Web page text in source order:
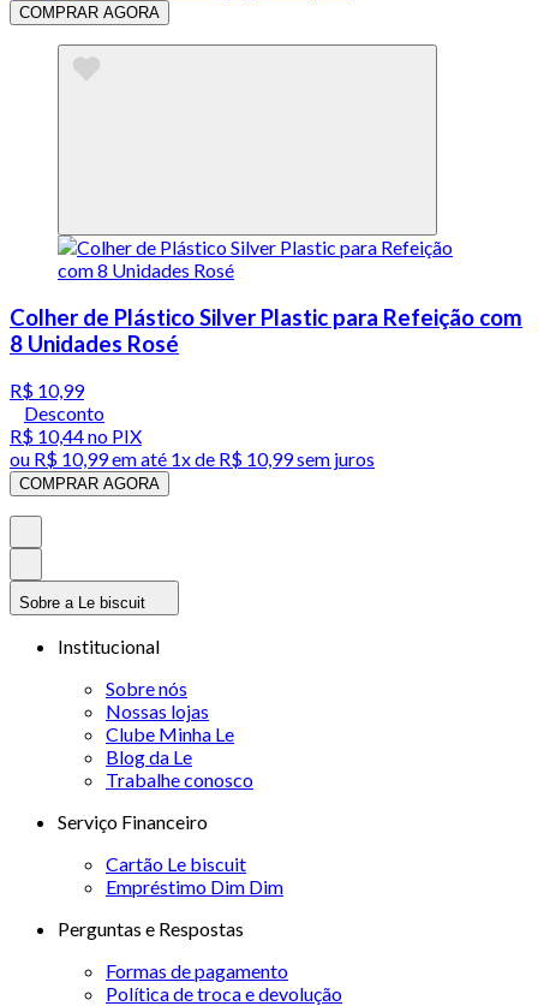
COMPRAR AGORA
Colher de Plástico Silver Plastic para Refeição com
8 Unidades Rosé
R$ 10,99
Desconto
R$ 10,44no PIX
ou R$ 10,99em até 1x de R$ 10,99sem juros
COMPRAR AGORA
Sobre a Le biscuit
Institucional
Sobre nós
Nossas lojas
Clube Minha Le
Blog da Le
Trabalhe conosco
Serviço Financeiro
Cartão Le biscuit
Empréstimo Dim Dim
Perguntas e Respostas
Formas de pagamento
Política de troca e devolução